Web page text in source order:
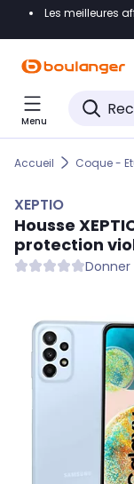
Accéder
Accéder
Accéder
Les meilleures
Menu
Accueil Coque -
XEPTIO
Housse
protection